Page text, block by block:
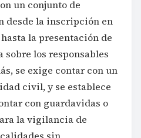
un conjunto de
desde la inscripción en
la presentación de
los responsables
se exige contar con un
civil, y se establece
con guardavidas o
la vigilancia de